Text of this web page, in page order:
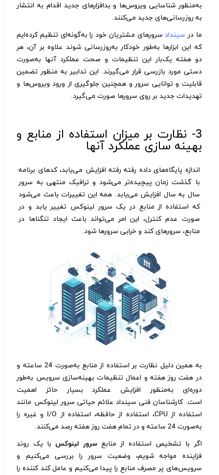
به‌منظور شناسایی ویروس‌ها و بدافزارهای جدید اقدام به انتشار
به روزرسانی‌های جدید می‌کنند.
ما در سیندادسرورهای مشتریان خود را به‌گونه‌ای تنظیم کرده‌ایم
که این ابزارها به‌طور خودکار به‌روزرسانی شوند علاوه بر آن، هر
دو هفته یک‌بار این تنظیمات و صحت عملکرد آنها به‌صورت
دستی مورد بازرسی قرار می‌گیرند. این تدابیر به منظور تضمین
قابلیت و توانایی سرور و همچنین جلوگیری از ورود ویروس‌ها و
تهدیدات جدید بر روی سرورها صورت می‌گیرد.
3- نظارت بر میزان استفاده از منابع و
بهینه‌ سازی عملکرد آنها
اندازه پایگاه‌های داده رفته رفته افزایش می‌یابد، کد‌های برنامه‌
با گذشت زمان پیچیده‌تر می‌شود و ترافیک منتهی به سرور
سال به سال افزایش می‌یابد. همه این تغییرات باعث می‌شود
که استفاده از منابع در یک سرور لینوکس تغییر یابد و در
صورت عدم کنترل، این امر می‌تواند باعث ایجاد تنگناها در
منابع، سرورهای کند و خرابی سرورها شود.
به همین دلیل نظارت بر استفاده از منابع به‌صورت 24 ساعته و
در هفت روز هفته و اعمال تنظیمات بهینه‌سازی سرویس به‌طور
دوره‌ای به‌منظور افزایش عملکرد بسیار حائز اهمیت
است. کارشناسان فنی سینداد علائم حیاتی سرور لینوکس مانند
استفاده از CPU، استفاده از حافظه، استفاده از I/O و غیره را
به‌صورت 24 ساعته و در تمام هفت روز هفته رصد می‌کنند.
اگر با تشخیص استفاده از منابعسرور لینوکس با یک روند
فزاینده مواجه شویم، وضعیت سرور را بررسی می‌کنیم و
سرویس‌های پر مصرف منابع را پیدا می‌کنیم و عامل کند‌ کننده را